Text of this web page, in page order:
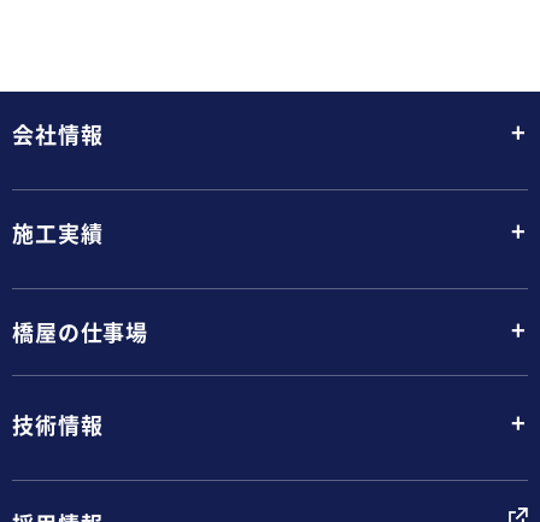
会社情報 +
施工実績 +
橋屋の仕事場 +
技術情報 +